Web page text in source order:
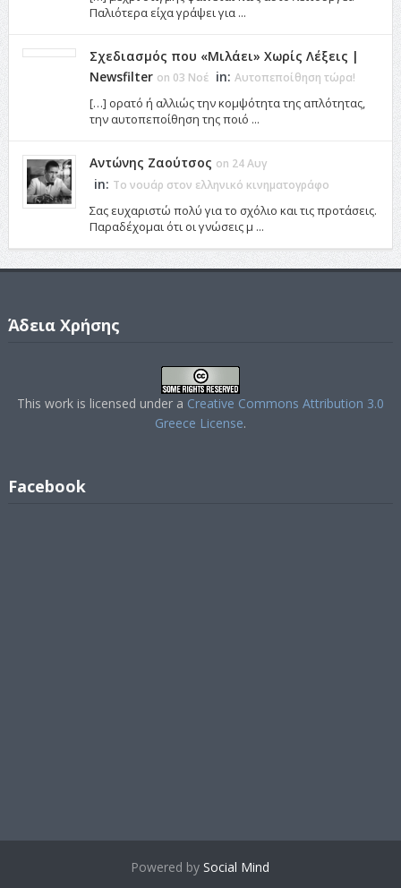
Παλιότερα είχα γράψει για ...
Σχεδιασμός που «Μιλάει» Χωρίς Λέξεις |
Newsfilter on 03 Νοέ in: Αυτοπεποίθηση τώρα!
[…] ορατό ή αλλιώς την κομψότητα της απλότητας,
την αυτοπεποίθηση της ποιό ...
Αντώνης Ζαούτσος on 24 Αυγ
in: Το νουάρ στον ελληνικό κινηματογράφο
Σας ευχαριστώ πολύ για το σχόλιο και τις προτάσεις.
Παραδέχομαι ότι οι γνώσεις μ ...
Άδεια Χρήσης
This work is licensed under a Creative Commons Attribution 3.0
Greece License.
Facebook
Powered bySocial Mind